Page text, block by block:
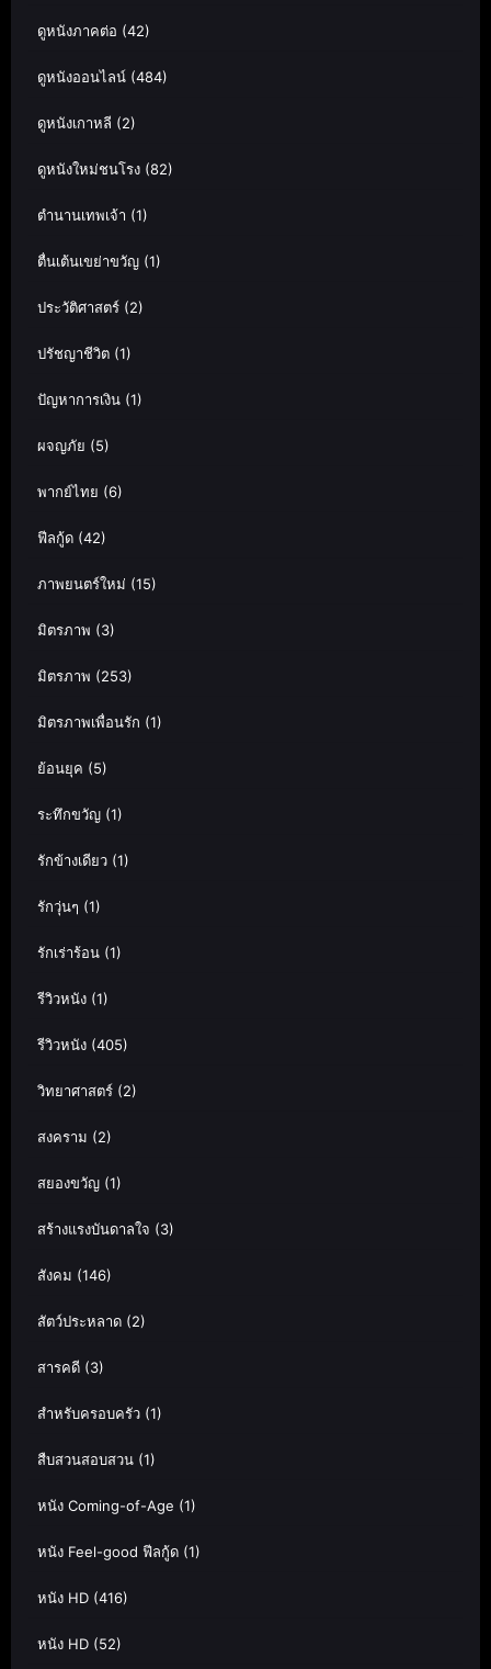
ดูหนังภาคต่อ (42)
ดูหนังออนไลน์ (484)
ดูหนังเกาหลี (2)
ดูหนังใหม่ชนโรง (82)
ตำนานเทพเจ้า (1)
ตื่นเต้นเขย่าขวัญ (1)
ประวัติศาสตร์ (2)
ปรัชญาชีวิต (1)
ปัญหาการเงิน (1)
ผจญภัย (5)
พากย์ไทย (6)
ฟีลกู้ด (42)
ภาพยนตร์ใหม่ (15)
มิตรภาพ (3)
มิตรภาพ (253)
มิตรภาพเพื่อนรัก (1)
ย้อนยุค (5)
ระทึกขวัญ (1)
รักข้างเดียว (1)
รักวุ่นๆ (1)
รักเร่าร้อน (1)
รีวิวหนัง (1)
รีวิวหนัง (405)
วิทยาศาสตร์ (2)
สงคราม (2)
สยองขวัญ (1)
สร้างแรงบันดาลใจ (3)
สังคม (146)
สัตว์ประหลาด (2)
สารคดี (3)
สำหรับครอบครัว (1)
สืบสวนสอบสวน (1)
หนัง Coming-of-Age (1)
หนัง Feel-good ฟีลกู้ด (1)
หนัง HD (416)
หนัง HD (52)